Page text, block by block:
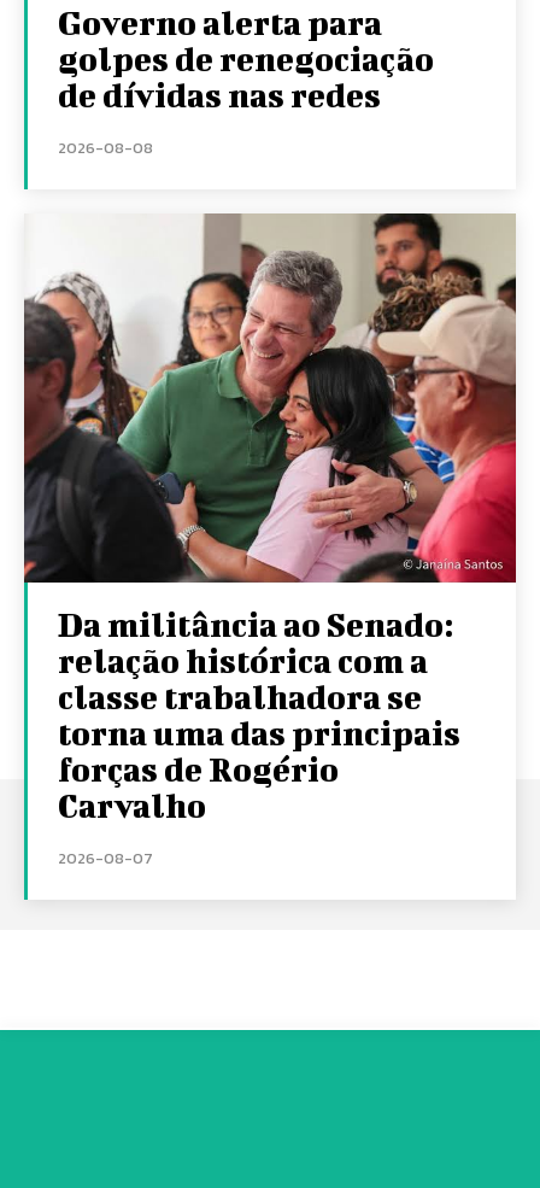
Governo alerta para
golpes de renegociação
de dívidas nas redes
2026-08-08
Da militância ao Senado:
relação histórica com a
classe trabalhadora se
torna uma das principais
forças de Rogério
Carvalho
2026-08-07